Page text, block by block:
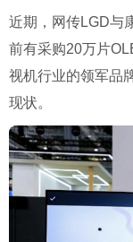
近期，网传LGD与
前有采购20万片
视机行业的领军品
现状。